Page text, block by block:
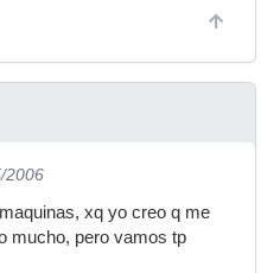
2006
xq yo creo q me
mucho, pero vamos tp